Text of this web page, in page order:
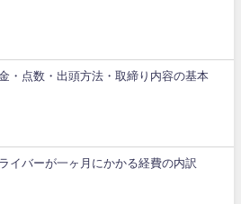
・点数・出頭方法・取締り内容の基本
イバーが一ヶ月にかかる経費の内訳